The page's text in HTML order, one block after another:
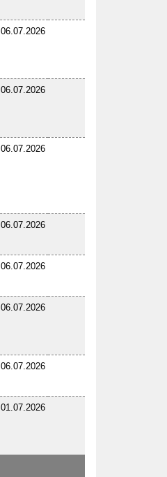
06.07.2026
06.07.2026
06.07.2026
06.07.2026
06.07.2026
06.07.2026
06.07.2026
01.07.2026